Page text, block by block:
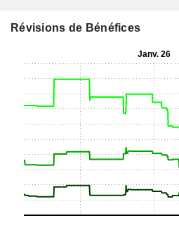
Révisions de Bénéfices